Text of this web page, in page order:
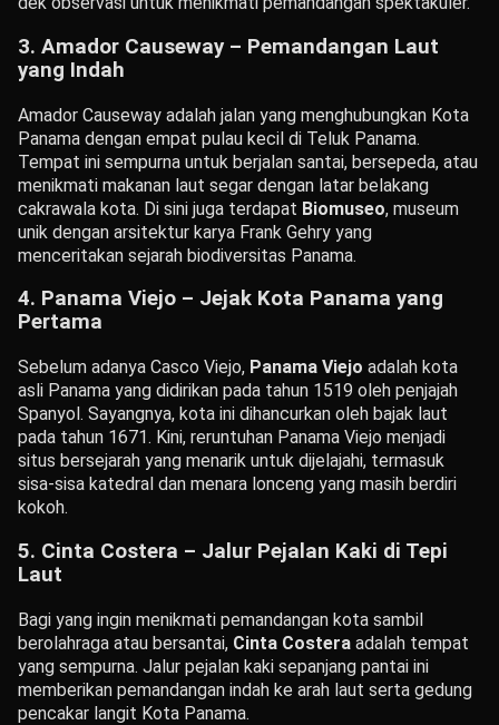
3. Amador Causeway – Pemandangan Laut
yang Indah
Amador Causeway adalah jalan yang menghubungkan Kota
Panama dengan empat pulau kecil di Teluk Panama.
Tempat ini sempurna untuk berjalan santai, bersepeda, atau
menikmati makanan laut segar dengan latar belakang
cakrawala kota. Di sini juga terdapat Biomuseo, museum
unik dengan arsitektur karya Frank Gehry yang
menceritakan sejarah biodiversitas Panama.
4. Panama Viejo – Jejak Kota Panama yang
Pertama
Sebelum adanya Casco Viejo, Panama Viejo adalah kota
asli Panama yang didirikan pada tahun 1519 oleh penjajah
Spanyol. Sayangnya, kota ini dihancurkan oleh bajak laut
pada tahun 1671. Kini, reruntuhan Panama Viejo menjadi
situs bersejarah yang menarik untuk dijelajahi, termasuk
sisa-sisa katedral dan menara lonceng yang masih berdiri
kokoh.
5. Cinta Costera – Jalur Pejalan Kaki di Tepi
Laut
Bagi yang ingin menikmati pemandangan kota sambil
berolahraga atau bersantai, Cinta Costera adalah tempat
yang sempurna. Jalur pejalan kaki sepanjang pantai ini
memberikan pemandangan indah ke arah laut serta gedung
pencakar langit Kota Panama.